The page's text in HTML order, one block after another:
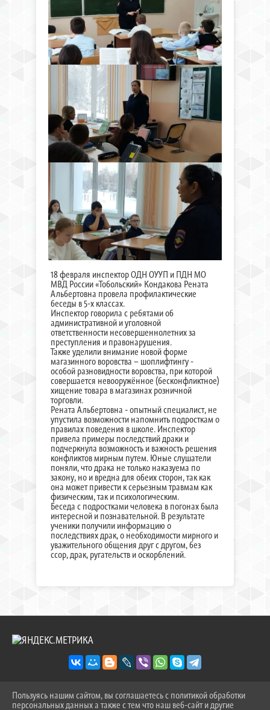
18 февраля инспектор ОДН ОУУП и ПДН МО
МВД России «Тобольский» Кондакова Рената
Альбертовна провела профилактические
беседы в 5-х классах.
Инспектор говорила с ребятами об
административной и уголовной
ответственности несовершеннолетних за
преступления и правонарушения.
Также уделили внимание новой форме
магазинного воровства – шоплифтингу -
особой разновидности воровства, при которой
совершается невооружённое (бесконфликтное)
хищение товара в магазинах розничной
торговли.
Рената Альбертовна - опытный специалист, не
упустила возможности напомнить подросткам о
правилах поведения в школе. Инспектор
привела примеры последствий драки и
подчеркнула возможность и важность решения
конфликтов мирным путем. Юные слушатели
поняли, что драка не только наказуема по
закону, но и вредна для обеих сторон, так как
она может привести к серьезным травмам как
физическим, так и психологическим.
Беседа с подростками человека в погонах была
интересной и познавательной. В результате
ученики получили информацию о
последствиях драк, о необходимости мирного и
уважительного общения друг с другом, без
ссор, драк, ругательств и оскорблений.
2026 Г. SOSH-9TOB.RU
Пользуясь нашим сайтом, вы соглашаетесь с политикой обработки
персональных данных а также с тем что наш веб-сайт и другие